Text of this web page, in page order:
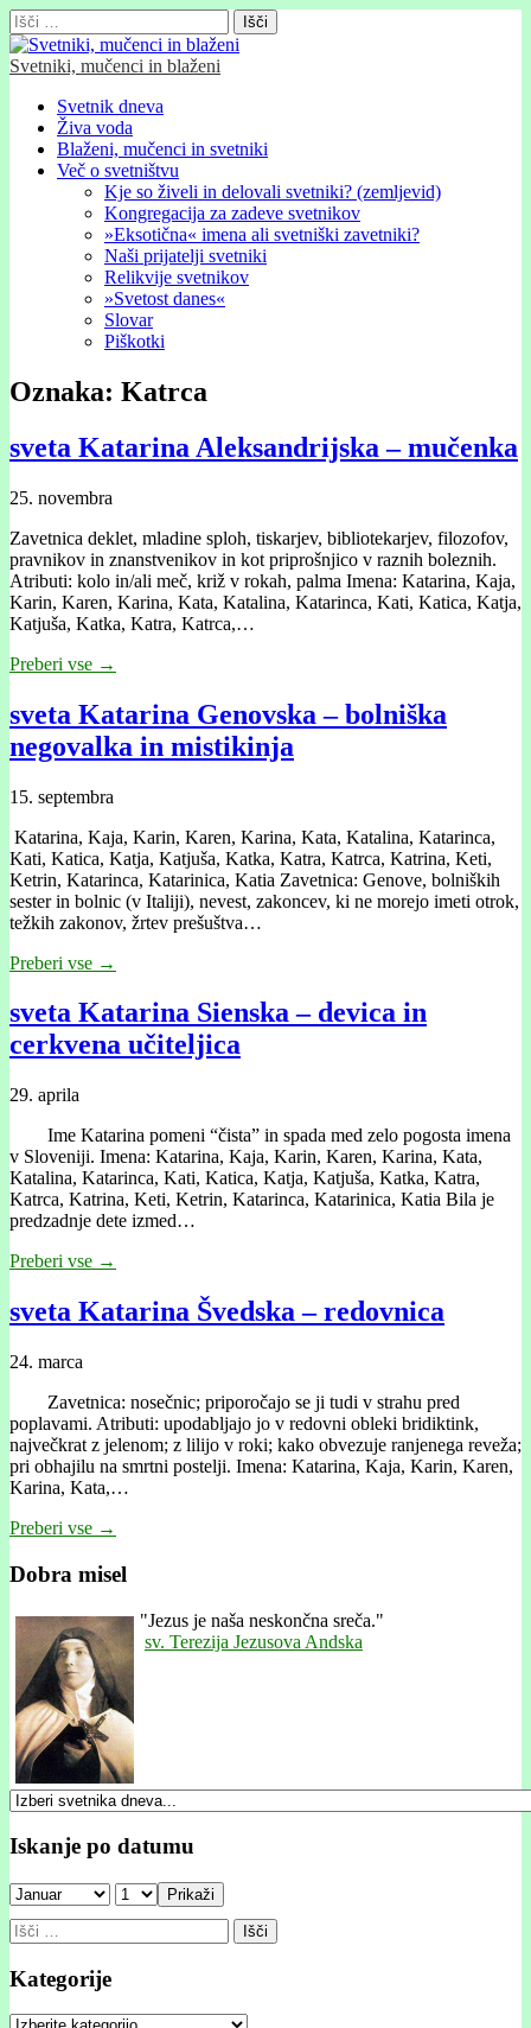
Išči:
Svetniki, mučenci in blaženi
Glavni
meni
Skip
content
Svetnik dneva
Živa voda
Blaženi, mučenci in svetniki
Več o svetništvu
Kje so živeli in delovali svetniki? (zemljevid)
Kongregacija za zadeve svetnikov
»Eksotična« imena ali svetniški zavetniki?
Naši prijatelji svetniki
Relikvije svetnikov
»Svetost danes«
Slovar
Piškotki
Oznaka: Katrca
sveta Katarina Aleksandrijska – mučenka
25. novembra
Zavetnica deklet, mladine sploh, tiskarjev, bibliotekarjev, filozofov,
pravnikov in znanstvenikov in kot priprošnjico v raznih boleznih.
Atributi: kolo in/ali meč, križ v rokah, palma Imena: Katarina, Kaja,
Karin, Karen, Karina, Kata, Katalina, Katarinca, Kati, Katica, Katja,
Katjuša, Katka, Katra, Katrca,…
Preberi vse →
sveta Katarina Genovska – bolniška
negovalka in mistikinja
15. septembra
Katarina, Kaja, Karin, Karen, Karina, Kata, Katalina, Katarinca,
Kati, Katica, Katja, Katjuša, Katka, Katra, Katrca, Katrina, Keti,
Ketrin, Katarinca, Katarinica, Katia Zavetnica: Genove, bolniških
sester in bolnic (v Italiji), nevest, zakoncev, ki ne morejo imeti otrok,
težkih zakonov, žrtev prešuštva…
Preberi vse →
sveta Katarina Sienska – devica in
cerkvena učiteljica
29. aprila
Ime Katarina pomeni “čista” in spada med zelo pogosta imena
v Sloveniji. Imena: Katarina, Kaja, Karin, Karen, Karina, Kata,
Katalina, Katarinca, Kati, Katica, Katja, Katjuša, Katka, Katra,
Katrca, Katrina, Keti, Ketrin, Katarinca, Katarinica, Katia Bila je
predzadnje dete izmed…
Preberi vse →
sveta Katarina Švedska – redovnica
24. marca
Zavetnica: nosečnic; priporočajo se ji tudi v strahu pred
poplavami. Atributi: upodabljajo jo v redovni obleki bridiktink,
največkrat z jelenom; z lilijo v roki; kako obvezuje ranjenega reveža;
pri obhajilu na smrtni postelji. Imena: Katarina, Kaja, Karin, Karen,
Karina, Kata,…
Preberi vse →
Dobra misel
"Jezus je naša neskončna sreča."
sv. Terezija Jezusova Andska
Iskanje po datumu
Prikaži
Išči:
Kategorije
Kategorije